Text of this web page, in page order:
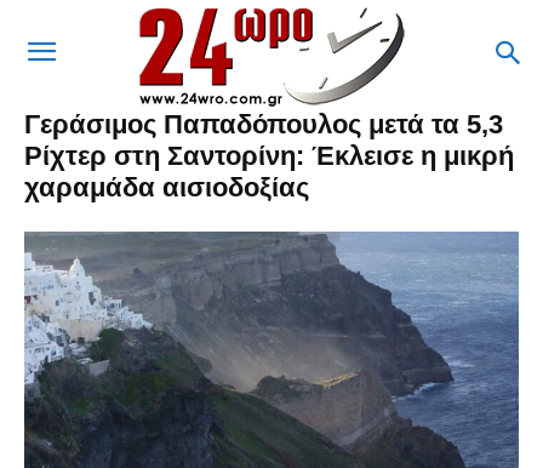
Γεράσιμος Παπαδόπουλος μετά τα 5,3
Ρίχτερ στη Σαντορίνη: Έκλεισε η μικρή
χαραμάδα αισιοδοξίας